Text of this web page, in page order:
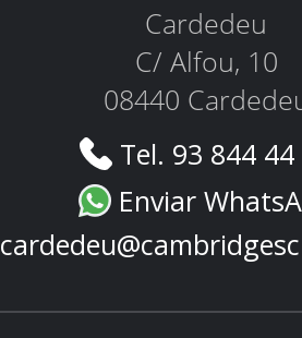
Cardedeu
C/ Alfou, 10
08440
Tel. 93 844
Enviar